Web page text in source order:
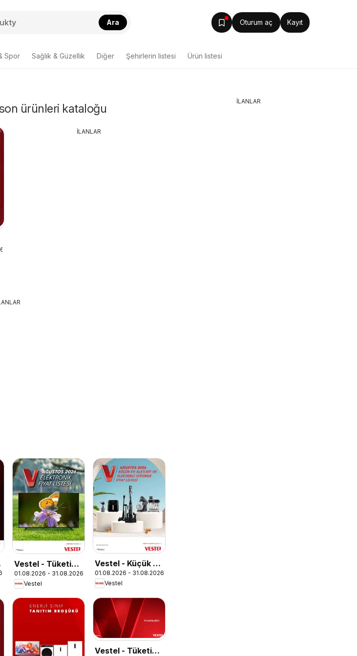
Ara Oturum aç Kayıt
Spor Sağlık & Güzellik Diğer Şehirlerin listesi Ürün listesi
ürünleri kataloğu
İLANLAR
Vestel - Tüketici
Elektroniği
01.08.2026 - 31.08.2026
Vestel
Vestel - Küçük Ev
Aletleri
01.08.2026 - 31.08.2026
Vestel
Vestel - Tüketici
İLANLAR